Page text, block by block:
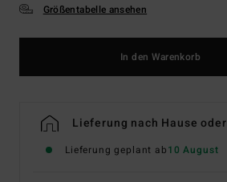
Größentabelle ansehen
In den Warenkorb
Lieferung nach Hause
Lieferung geplant ab10 August